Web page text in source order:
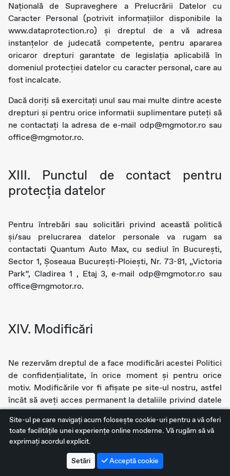
Națională de Supraveghere a Prelucrării Datelor cu
Caracter Personal (potrivit informațiilor disponibile la
www.dataprotection.ro) și dreptul de a vă adresa
instanțelor de judecată competente, pentru apararea
oricaror drepturi garantate de legislația aplicabilă în
domeniul protecției datelor cu caracter personal, care au
fost incalcate.
Dacă doriți să exercitați unul sau mai multe dintre aceste
drepturi și pentru orice informatii suplimentare puteți să
ne contactați la adresa de e-mail odp@mgmotor.ro sau
office@mgmotor.ro.
XIII. Punctul de contact pentru
protecţia datelor
Pentru întrebări sau solicitări privind această politică
și/sau prelucrarea datelor personale va rugam sa
contactati Quantum Auto Max, cu sediul în Bucureşti,
Sector 1, Șoseaua București-Ploiești, Nr. 73-81, „Victoria
Park”, Cladirea 1 , Etaj 3, e-mail odp@mgmotor.ro sau
office@mgmotor.ro.
XIV. Modificări
Ne rezervăm dreptul de a face modificări acestei Politici
de confidenţialitate, în orice moment și pentru orice
motiv. Modificările vor fi afișate pe site-ul nostru, astfel
încât să aveți acces permanent la detaliile privind datele
pe care le colectăm, la modul în care și în ce condiții
sunt folosite. Orice modificare materială sau de altă
natură va intra în vigoare în termen de 15 (cincisprezece)
zile de la data publicării pe site şi ne rezervăm dreptul
de a vă informa în mod corepunzător prin orice mijloc de
Site-ul pe care navigați acum foloseşte cookie-uri pentru a vă oferi
toate facilitățile unei experiențe online moderne. Vă rugăm să vă
exprimați acordul explicit.
Setări Acceptă cookie